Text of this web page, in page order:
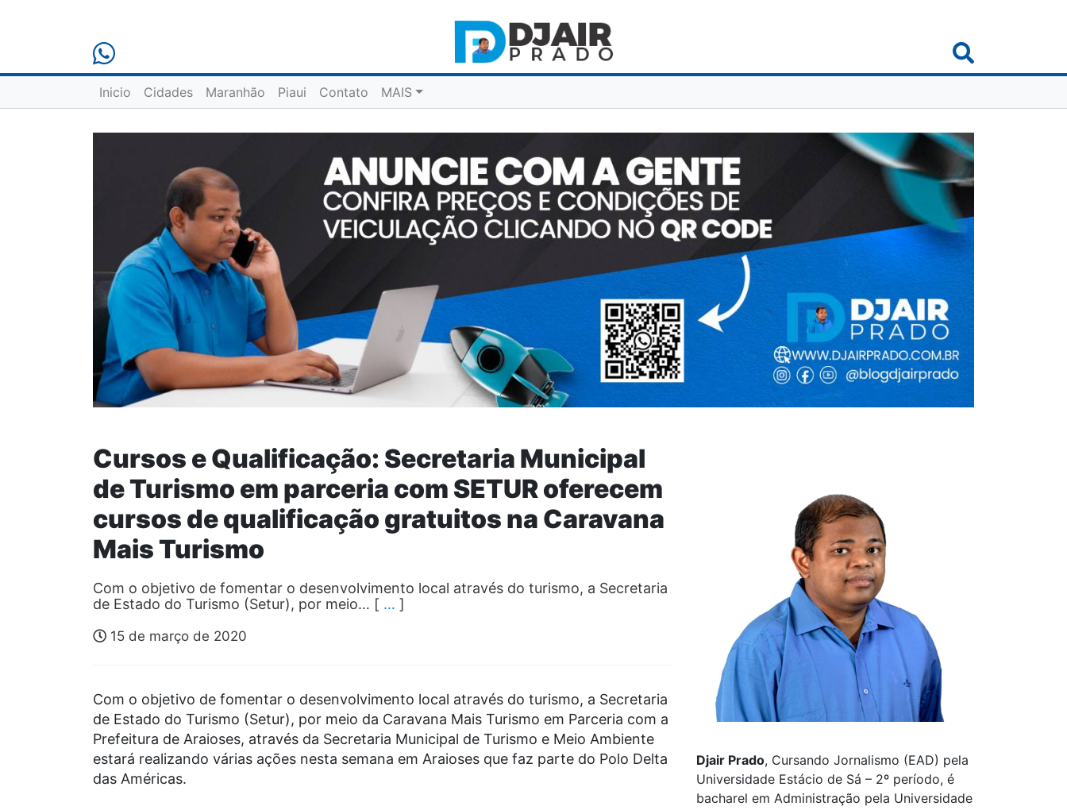
Inicio Cidades Maranhão Piaui Contato MAIS
Cursos e Qualificação: Secretaria Municipal
de Turismo em parceria com SETUR oferecem
cursos de qualificação gratuitos na Caravana
Mais Turismo
Com o objetivo de fomentar o desenvolvimento local através do turismo, a Secretaria
de Estado do Turismo (Setur), por meio… [ … ]
15 de março de 2020
Com o objetivo de fomentar o desenvolvimento local através do turismo, a Secretaria
de Estado do Turismo (Setur), por meio da Caravana Mais Turismo em Parceria com a
Prefeitura de Araioses, através da Secretaria Municipal de Turismo e Meio Ambiente
estará realizando várias ações nesta semana em Araioses que faz parte do Polo Delta
das Américas.
Djair Prado, Cursando Jornalismo (EAD) pela
Universidade Estácio de Sá – 2º período, é
bacharel em Administração pela Universidade